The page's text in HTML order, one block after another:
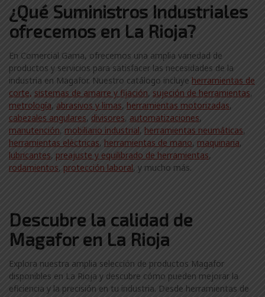
¿Qué Suministros Industriales
ofrecemos en La Rioja?
En Comercial Gama, ofrecemos una amplia variedad de
productos y servicios para satisfacer las necesidades de la
industria en Magafor. Nuestro catálogo incluye herramientas de
corte, sistemas de amarre y fijación, sujeción de herramientas,
metrología, abrasivos y limas, herramientas motorizadas,
cabezales angulares, divisores, automatizaciones,
manutención, mobiliario industrial, herramientas neumáticas,
herramientas eléctricas, herramientas de mano, maquinaria,
lubricantes, preajuste y equilibrado de herramientas,
rodamientos, protección laboral, y mucho más.
Descubre la calidad de
Magafor en La Rioja
Explora nuestra amplia selección de productos Magafor
disponibles en La Rioja y descubre cómo pueden mejorar la
eficiencia y la precisión en tu industria. Desde herramientas de